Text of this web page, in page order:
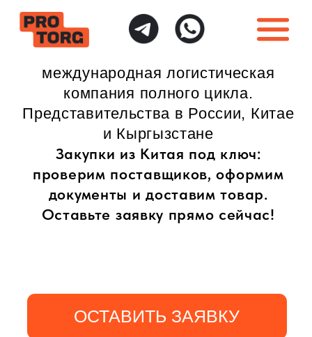
Представительства в России, Китае
и Кыргызстане
Закупки из Китая под ключ:
проверим поставщиков, оформим
документы и доставим товар.
Оставьте заявку прямо сейчас!
ОСТАВИТЬ ЗАЯВКУ
Безопасная доставка
груза без рисков
Доставка товаров
для ООО и ИП